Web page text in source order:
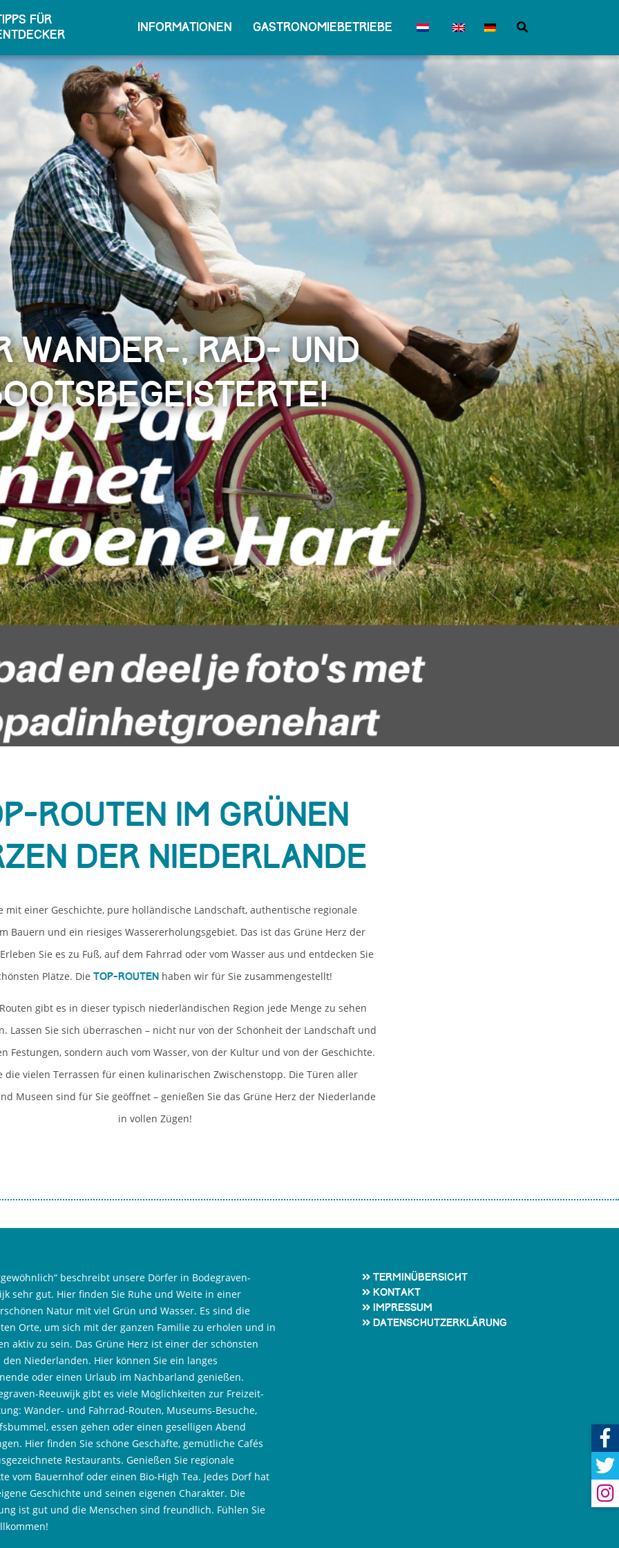
für
Informationen Gastronomiebetriebe
Wander-, Rad- und
Routen im Grünen
der Niederlande
mit einer Geschichte, pure holländische Landschaft, authentische regionale
Bauern und ein riesiges Wassererholungsgebiet. Das ist das Grüne Herz der
Sie es zu Fuß, auf dem Fahrrad oder vom Wasser aus und entdecken Sie
Plätze. Die Top-Routen haben wir für Sie zusammengestellt!
gibt es in dieser typisch niederländischen Region jede Menge zu sehen
Lassen Sie sich überraschen – nicht nur von der Schönheit der Landschaft und
Festungen, sondern auch vom Wasser, von der Kultur und von der Geschichte.
die vielen Terrassen für einen kulinarischen Zwischenstopp. Die Türen aller
Museen sind für Sie geöffnet – genießen Sie das Grüne Herz der Niederlande
in vollen Zügen!
beschreibt unsere Dörfer in Bodegraven-
sehr gut. Hier finden Sie Ruhe und Weite in einer
Natur mit viel Grün und Wasser. Es sind die
Orte, um sich mit der ganzen Familie zu erholen und in
aktiv zu sein. Das Grüne Herz ist einer der schönsten
Niederlanden. Hier können Sie ein langes
oder einen Urlaub im Nachbarland genießen.
Reeuwijk gibt es viele Möglichkeiten zur Freizeit-
Wander- und Fahrrad-Routen, Museums-Besuche,
essen gehen oder einen geselligen Abend
Hier finden Sie schöne Geschäfte, gemütliche Cafés
Restaurants. Genießen Sie regionale
vom Bauernhof oder einen Bio-High Tea. Jedes Dorf hat
Geschichte und seinen eigenen Charakter. Die
ist gut und die Menschen sind freundlich. Fühlen Sie
Terminübersicht
Kontakt
Impressum
Datenschutzerklärung